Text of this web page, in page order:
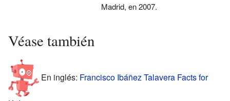
Madrid, en 2007.
Véase también
En inglés: Francisco Ibáñez Talavera Facts for